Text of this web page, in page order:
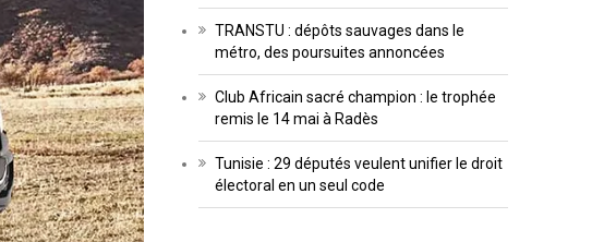
TRANSTU : dépôts sauvages dans le
métro, des poursuites annoncées
Club Africain sacré champion : le trophée
remis le 14 mai à Radès
Tunisie : 29 députés veulent unifier le droit
électoral en un seul code